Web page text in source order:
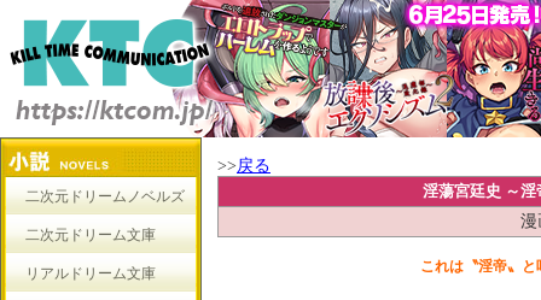
二次元ドリームノベルズ
二次元ドリーム文庫
リアルドリーム文庫
>>戻る
淫蕩宮廷史 ～
漫
これは〝淫帝〟